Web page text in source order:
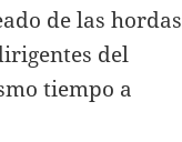
de las hordas
del
tiempo a